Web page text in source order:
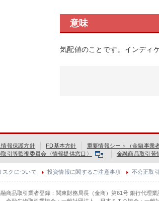
意味
気配値のことです。インディ
情報保護方針 FD基本方針 重要情報シート（金融事業
引等監視委員会〈情報提供窓口〉 金融商品取引苦
スクについて 投資情報に関するご注意事項 不公正取引
商品取引業者登録：関東財務局長（金商）第61号 銀行代理